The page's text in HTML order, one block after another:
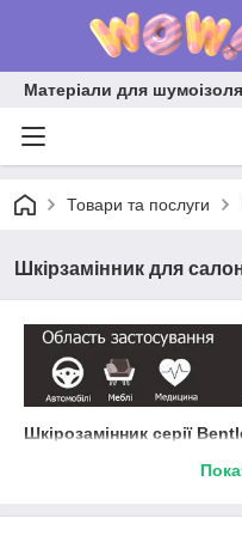
Матеріали для
Товари та послуги
Шкірзамінник для
Шкірозамінник серії
елементів салону